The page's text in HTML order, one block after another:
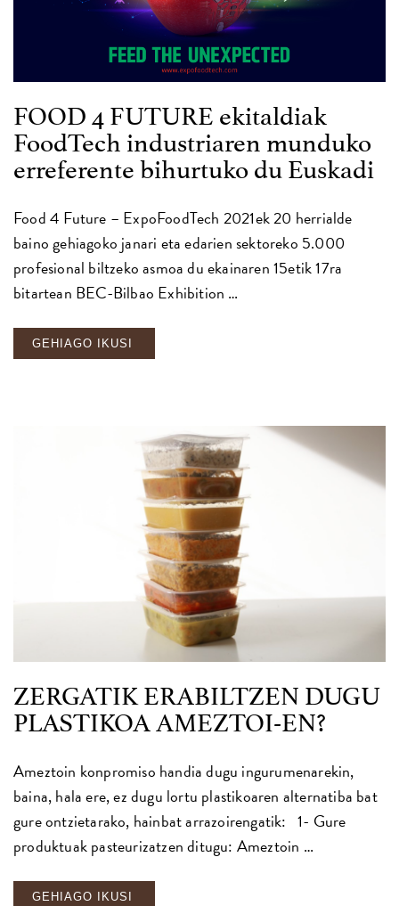
FOOD 4 FUTURE ekitaldiak
FoodTech industriaren munduko
erreferente bihurtuko du Euskadi
Food 4 Future – ExpoFoodTech 2021ek 20 herrialde
baino gehiagoko janari eta edarien sektoreko 5.000
profesional biltzeko asmoa du ekainaren 15etik 17ra
bitartean BEC-Bilbao Exhibition …
GEHIAGO IKUSI
ZERGATIK ERABILTZEN DUGU
PLASTIKOA AMEZTOI-EN?
Ameztoin konpromiso handia dugu ingurumenarekin,
baina, hala ere, ez dugu lortu plastikoaren alternatiba bat
gure ontzietarako, hainbat arrazoirengatik: 1- Gure
produktuak pasteurizatzen ditugu: Ameztoin …
GEHIAGO IKUSI